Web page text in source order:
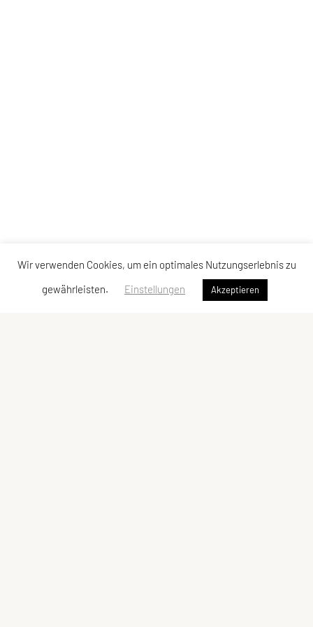
Wir verwenden Cookies, um ein optimales Nutzungserlebnis zu
gewährleisten.
Einstellungen Akzeptieren